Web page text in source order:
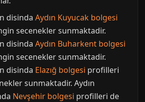
disinda Aydın Kuyucak bolgesi
secenekler sunmaktadir.
disinda Aydın Buharkent bolgesi
secenekler sunmaktadir.
disinda Elazığ bolgesi profilleri
sunmaktadir. Aydın
Nevşehir bolgesi profilleri de